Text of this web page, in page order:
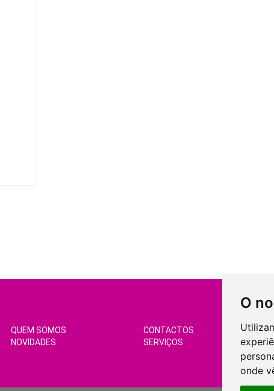
O
onde
QUEM SOMOS CONTACTOS
NOVIDADES SERVIÇOS